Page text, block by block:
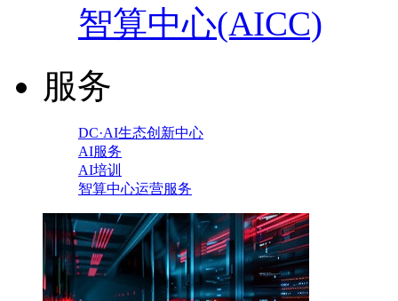
智算中心(AICC)
服务
DC·AI生态创新中心
AI服务
AI培训
智算中心运营服务